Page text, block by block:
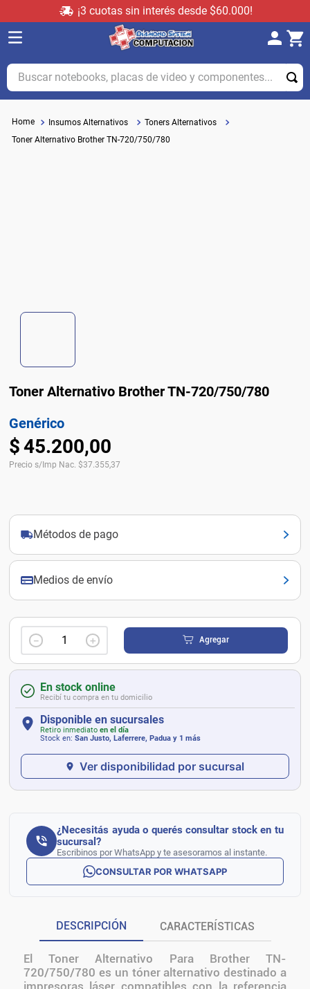
¡3 cuotas sin interés desde $60.000!
Buscar notebooks, placas de video y componentes...
Insumos Alternativos
Toners Alternativos
Toner Alternativo Brother TN-720/750/780
Toner Alternativo Brother TN-720/750/780
Genérico
$45.200,00
Precio s/Imp Nac. $37.355,37
Métodos de pago
Medios de envío
＋
－ Agregar
En stock online
Recibí tu compra en tu domicilio
Disponible en sucursales
Retiro inmediato en el día
Stock en: San Justo, Laferrere, Padua y 1 más
Ver disponibilidad por sucursal
¿Necesitás ayuda o querés consultar stock en tu
sucursal?
Escribinos por WhatsApp y te asesoramos al instante.
CONSULTAR POR WHATSAPP
DESCRIPCIÓN CARACTERÍSTICAS
El Toner Alternativo Para Brother TN-
720/750/780 es un tóner alternativo destinado a
impresoras láser compatibles con la referencia